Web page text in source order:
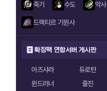
죽기 수도 악사
드랙티르 기원사
확장팩 연합서버 게시판
아즈샤라
듀로탄
윈드러너
줄진